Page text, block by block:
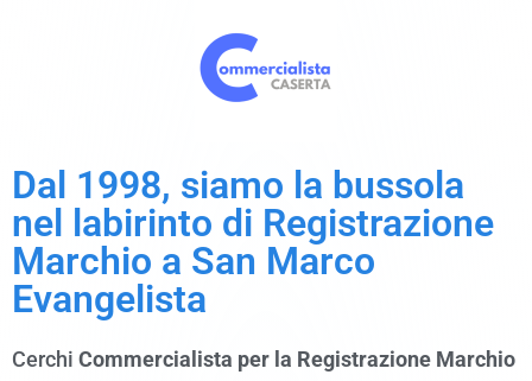
Dal 1998, siamo la bussola
nel labirinto di Registrazione
Marchio a San Marco
Evangelista
Cerchi Commercialista per la Registrazione Marchio